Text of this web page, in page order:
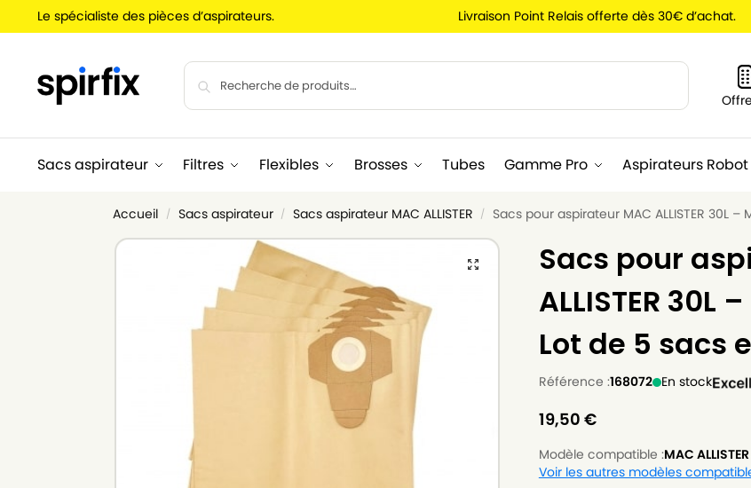
Le spécialiste des pièces d’aspirateurs. Livraison Point Relais offerte dès 30€ d’achat.
Sacs aspirateur Filtres Flexibles Brosses Tubes Gamme Pro Aspirateurs Robot
Accueil / Sacs aspirateur / Sacs aspirateur MAC ALLISTER / Sacs pour aspirateur MAC ALLISTER 30L
Sacs pour
ALLISTER 30L
Lot de 5 sacs
Référence :168072 En stock
19,50 €
Modèle compatible :MAC
Voir les autres modèles